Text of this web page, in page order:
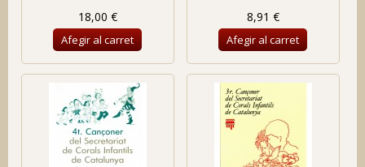
18,00 €
Afegir al carret
8,91 €
Afegir al carret